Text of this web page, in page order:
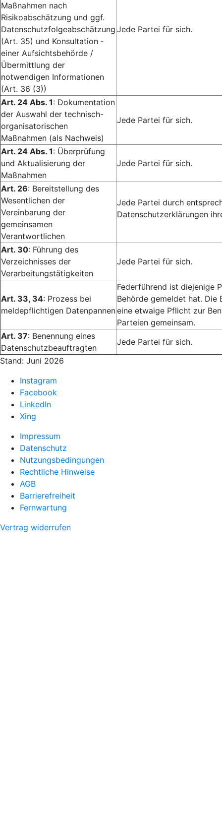
Maßnahmen nach
Risikoabschätzung und ggf.
Datenschutzfolgeabschätzung
(Art. 35) und Konsultation ­
einer Aufsichtsbehörde /
Übermittlung der
notwendigen Informationen
(Art. 36 (3))
Jede Partei für sich.
Art. 24 Abs. 1: Dokumentation
der Auswahl der technisch-
organisatorischen
Maßnahmen (als Nachweis)
Jede Partei für sich.
Art. 24 Abs. 1: Überprüfung
und Aktualisierung der
Maßnahmen
Jede Partei für sich.
Art. 26: Bereitstellung des
Wesentlichen der
Vereinbarung der
gemeinsamen
Verantwortlichen
Jede Partei durch
Datenschutzerklärungen
Art. 30: Führung des
Verzeichnisses der
Verarbeitungstätigkeiten
Jede Partei für sich.
Art. 33, 34: Prozess bei
meldepflichtigen Datenpannen
Federführend ist diejenige
Behörde gemeldet hat. Die
eine etwaige Pflicht zur
Parteien gemeinsam.
Art. 37: Benennung eines
Datenschutzbeauftragten
Jede Partei für sich.
Stand: Juni 2026
Instagram
Facebook
LinkedIn
Xing
Impressum
Datenschutz
Nutzungsbedingungen
Rechtliche Hinweise
AGB
Barrierefreiheit
Fernwartung
Vertrag widerrufen